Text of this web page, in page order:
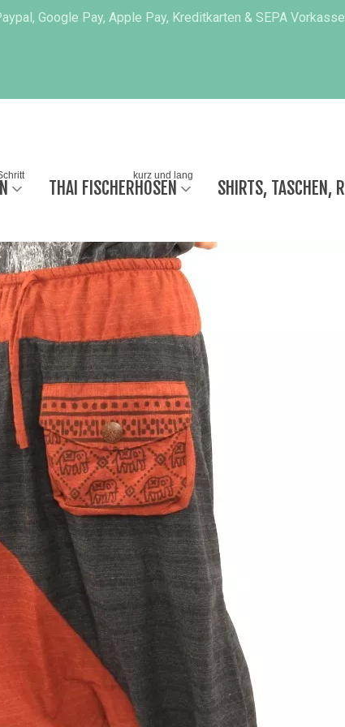
Google Pay, Apple Pay, Kreditkarten & SEPA
THAI FISCHERHOSEN
kurz und lang
SHIRTS, TASCHEN,